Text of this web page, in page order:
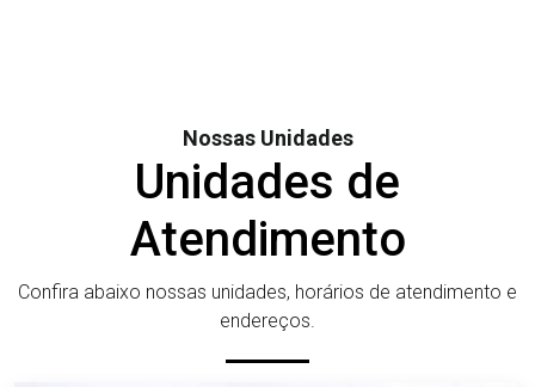
Nossas Unidades
Unidades de
Atendimento
Confira abaixo nossas unidades, horários de atendimento e
endereços.